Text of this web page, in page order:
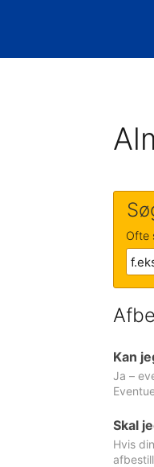
Ofte
Kan
Ja –
Skal
Hvis